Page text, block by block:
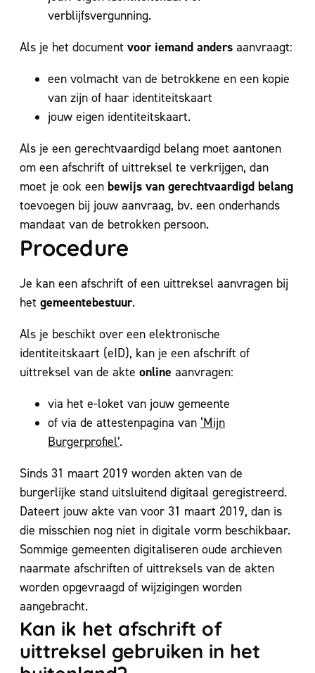
verblijfsvergunning.
Als je het document voor iemand anders aanvraagt:
een volmacht van de betrokkene en een kopie
van zijn of haar identiteitskaart
jouw eigen identiteitskaart.
Als je een gerechtvaardigd belang moet aantonen
om een afschrift of uittreksel te verkrijgen, dan
moet je ook een bewijs van gerechtvaardigd belang
toevoegen bij jouw aanvraag, bv. een onderhands
mandaat van de betrokken persoon.
Procedure
Je kan een afschrift of een uittreksel aanvragen bij
het gemeentebestuur.
Als je beschikt over een elektronische
identiteitskaart (eID), kan je een afschrift of
uittreksel van de akte online aanvragen:
via het e-loket van jouw gemeente
of via de attestenpagina van ‘Mijn
Burgerprofiel’.
Sinds 31 maart 2019 worden akten van de
burgerlijke stand uitsluitend digitaal geregistreerd.
Dateert jouw akte van voor 31 maart 2019, dan is
die misschien nog niet in digitale vorm beschikbaar.
Sommige gemeenten digitaliseren oude archieven
naarmate afschriften of uittreksels van de akten
worden opgevraagd of wijzigingen worden
aangebracht.
Kan ik het afschrift of
uittreksel gebruiken in het